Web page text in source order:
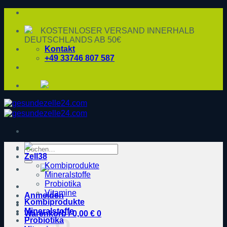
Zum
springen KOSTENLOSER VERSAND INNERHALB
DEUTSCHLANDS AB 50€
Kontakt
+49 33746 807 587
Suche
nach:
Anmelden
Warenkorb /0,00 € 0
Zell38
Kombiprodukte
Mineralstoffe
Probiotika
Vitamine
Kombiprodukte
Mineralstoffe
Probiotika